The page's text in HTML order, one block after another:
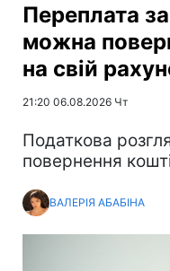
Переплата
можна
на свій
21:20 06.08.2026 Чт
Податкова
повернення
ВАЛЕРІЯ АБАБІНА